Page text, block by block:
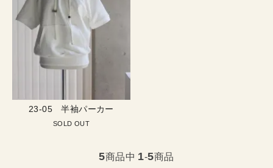
23-05 半袖パーカー
SOLD OUT
5商品中 1-5商品